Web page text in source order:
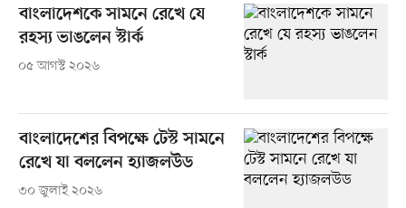
বাংলাদেশকে সামনে রেখে যে
রহস্য ভাঙলেন স্টার্ক
০৫ আগস্ট ২০২৬
বাংলাদেশের বিপক্ষে টেস্ট সামনে
রেখে যা বললেন হ্যাজলউড
৩০ জুলাই ২০২৬